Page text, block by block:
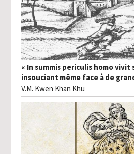
« In summis periculis homo vivit
insouciant même face à de
V.M. Kwen Khan Khu